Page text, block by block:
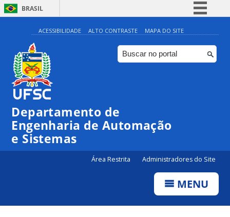
BRASIL
Simplifique!
Comunica BR
Participe
ACESSIBILIDADE ALTO CONTRASTE MAPA DO SITE
Departamento de
Engenharia de Automação
e Sistemas
Área Restrita Administradores do Site
MENU